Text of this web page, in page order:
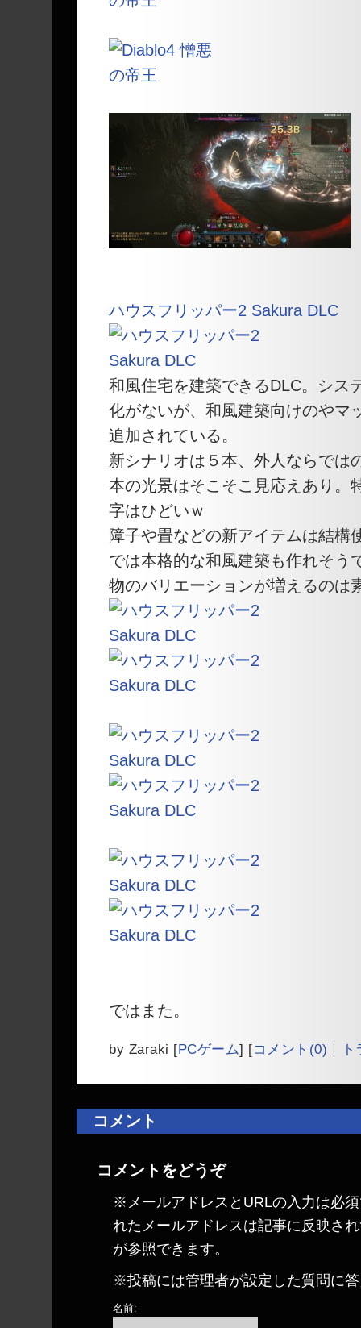
ハウスフリッパー2 Sakura DLC
和風住宅を建築できるDLC。シス
化がないが、和風建築向けのやマ
追加されている。
新シナリオは５本、外人ならでは
本の光景はそこそこ見応えあり。
字はひどいｗ
障子や畳などの新アイテムは結構
では本格的な和風建築も作れそう
物のバリエーションが増えるのは
ではまた。
by Zaraki [PCゲーム] [コメント(0) ｜
コメント
コメントをどうぞ
※メールアドレスとURLの入力は必
れたメールアドレスは記事に反映さ
が参照できます。
※投稿には管理者が設定した質問に
名前: